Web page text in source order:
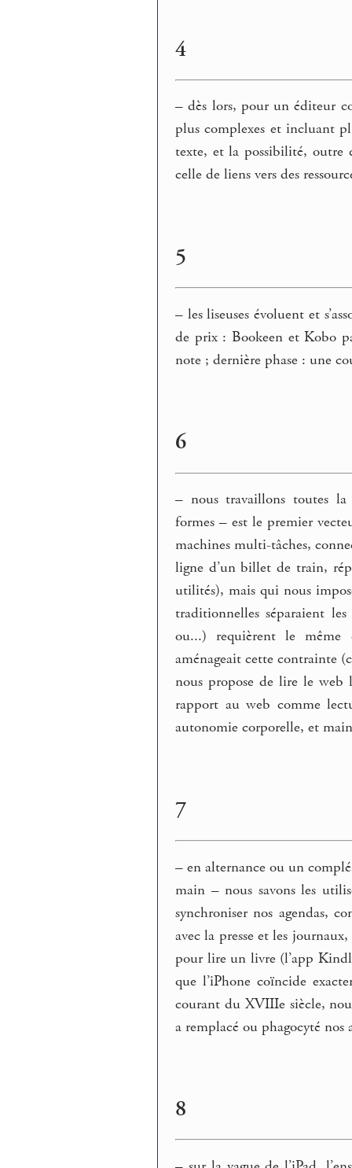
4
– dès lors, pour un éditeur
plus complexes et incluant
texte, et la possibilité, outre
celle de liens vers des
5
– les liseuses évoluent et
de prix : Bookeen et Kobo
note ; dernière phase : une
6
– nous travaillons toutes
formes – est le premier
machines multi-tâches,
ligne d’un billet de train,
utilités), mais qui nous
traditionnelles séparaient
ou...) requièrent le même
aménageait cette contrainte
nous propose de lire le web
rapport au web comme
autonomie corporelle, et
7
– en alternance ou un
main – nous savons les
synchroniser nos agendas,
avec la presse et les
pour lire un livre (l’app
que l’iPhone coïncide
courant du XVIIIe siècle,
a remplacé ou phagocyté
8